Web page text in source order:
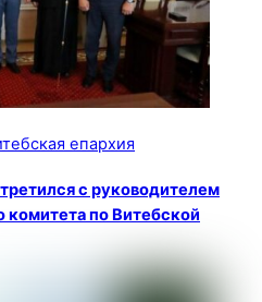
епархия
с руководителем
комитета по Витебской